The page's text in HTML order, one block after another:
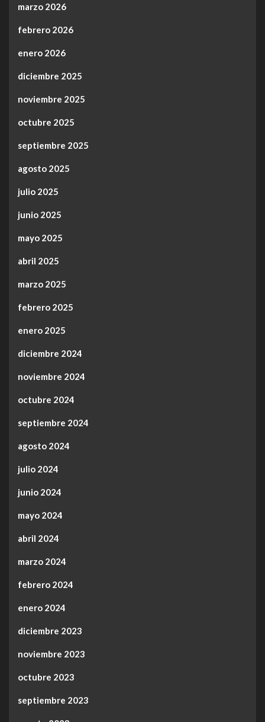
marzo 2026
febrero 2026
enero 2026
diciembre 2025
noviembre 2025
octubre 2025
septiembre 2025
agosto 2025
julio 2025
junio 2025
mayo 2025
abril 2025
marzo 2025
febrero 2025
enero 2025
diciembre 2024
noviembre 2024
octubre 2024
septiembre 2024
agosto 2024
julio 2024
junio 2024
mayo 2024
abril 2024
marzo 2024
febrero 2024
enero 2024
diciembre 2023
noviembre 2023
octubre 2023
septiembre 2023